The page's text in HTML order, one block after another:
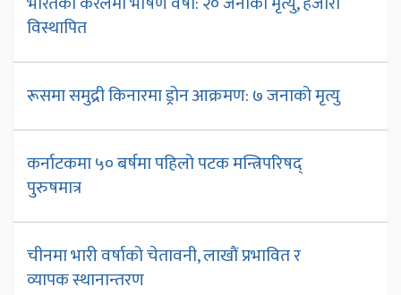
विस्थापित
रूसमा समुद्री किनारमा ड्रोन आक्रमण: ७ जनाको मृत्यु
कर्नाटकमा ५० बर्षमा पहिलो पटक मन्त्रिपरिषद्
पुरुषमात्र
चीनमा भारी वर्षाको चेतावनी, लाखौं प्रभावित र
व्यापक स्थानान्तरण